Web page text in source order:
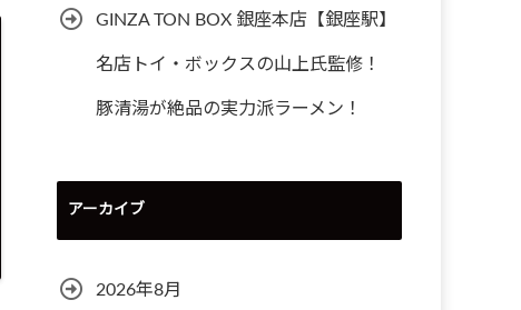
GINZA TON BOX 銀座本店【銀座駅】
名店トイ・ボックスの山上氏監修！
豚清湯が絶品の実力派ラーメン！
アーカイブ
2026年8月